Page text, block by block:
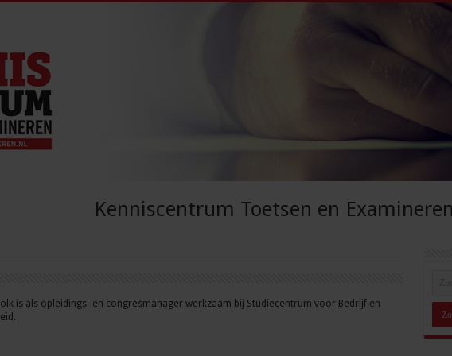
Kenniscentrum Toetsen en
is als opleidings- en congresmanager werkzaam bij Studiecentrum voor Bedrijf en